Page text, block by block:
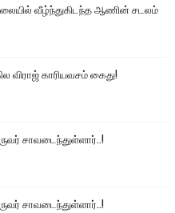
வீழ்ந்துகிடந்த ஆணின் சடலம்
காரியவசம் கைது!
சாவடைந்துள்ளார்..!
சாவடைந்துள்ளார்..!